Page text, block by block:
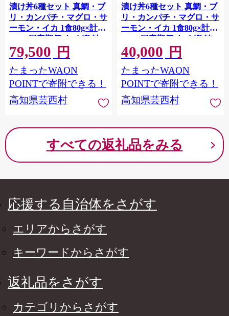
漬け丼6種セット 真鯛・ブ
リ・カンパチ・マグロ・サ
ーモン・イカ 1食80g×計
72P 6回定期便 タイ 鰤 鮪
海鮮丼 刺身 海鮮 魚介 魚
お茶漬け 炊き込みご飯 惣
菜 おかず 冷凍 配送
79,500 円
たまったWAON
POINTで寄附できる！
高知県芸西村
漬け丼6種セット 真鯛・ブ
リ・カンパチ・マグロ・サ
ーモン・イカ 1食80g×計
36P 3回定期便 タイ 鰤 鮪
海鮮丼 刺身 海鮮 魚介 魚
お茶漬け 炊き込みご飯 惣
菜 おかず 冷凍 配送
40,000 円
たまったWAON
POINTで寄附できる！
高知県芸西村
すべての返礼品をみる
応援する自治体をさがす
エリアからさがす
キーワードからさがす
返礼品をさがす
カテゴリからさがす